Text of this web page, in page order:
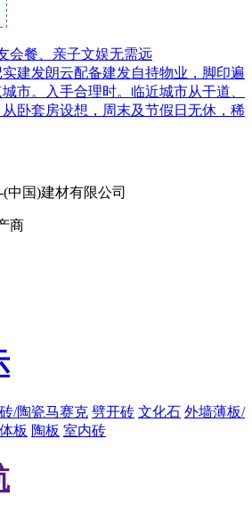
会餐、亲子文娱无需远
建发朗云配备建发自持物业，脚印遍
市。入手合理时。临近城市从干道、
卧套房设想，周末及节假日无休，稀
中国)建材有限公司
商
/陶瓷马赛克 劈开砖 文化石 外墙薄板/
板 陶板 室内砖